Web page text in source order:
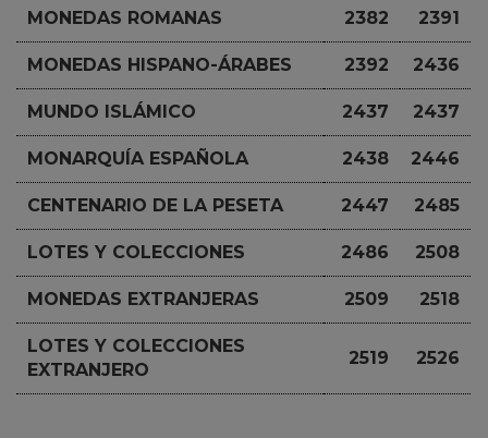
MONEDAS ROMANAS 2382 2391
MONEDAS HISPANO-ÁRABES 2392 2436
MUNDO ISLÁMICO 2437 2437
MONARQUÍA ESPAÑOLA 2438 2446
CENTENARIO DE LA PESETA 2447 2485
LOTES Y COLECCIONES 2486 2508
MONEDAS EXTRANJERAS 2509 2518
LOTES Y COLECCIONES
EXTRANJERO
2519 2526